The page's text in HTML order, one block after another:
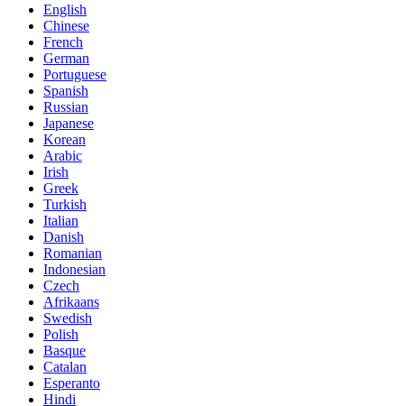
English
Chinese
French
German
Portuguese
Spanish
Russian
Japanese
Korean
Arabic
Irish
Greek
Turkish
Italian
Danish
Romanian
Indonesian
Czech
Afrikaans
Swedish
Polish
Basque
Catalan
Esperanto
Hindi